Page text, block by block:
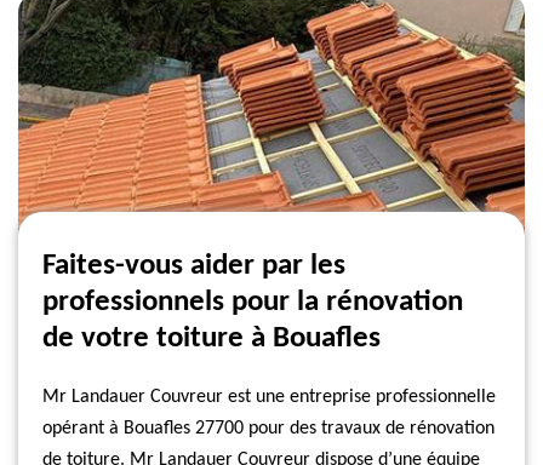
Faites-vous aider par les
professionnels pour la rénovation
de votre toiture à Bouafles
Mr Landauer Couvreur est une entreprise professionnelle
opérant à Bouafles 27700 pour des travaux de rénovation
de toiture. Mr Landauer Couvreur dispose d’une équipe